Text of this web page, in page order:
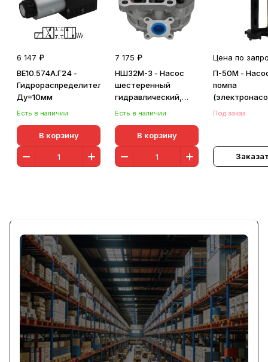
6 147 ₽
ВЕ10.574А.Г24 -
Гидрораспределитель,
Ду=10мм
Есть в наличии
В корзину
7 175 ₽
НШ32М-3 - Насос
шестеренный
гидравлический,
правый
Есть в наличии
В корзину
Цена по
П-50М -
помпа
Под заказ